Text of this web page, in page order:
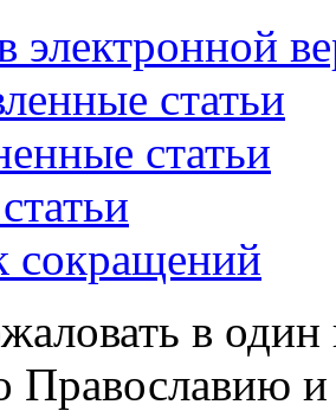
электронной
статьи
статьи
сокращений
в
Православию